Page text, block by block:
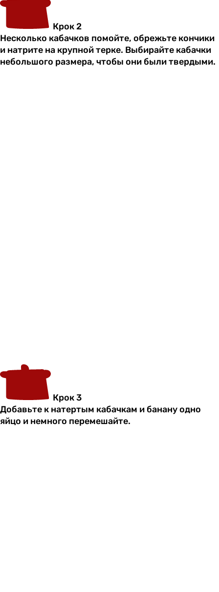
Крок 2
Несколько кабачков помойте, обрежьте кончики
и натрите на крупной терке. Выбирайте кабачки
небольшого размера, чтобы они были твердыми.
Крок 3
Добавьте к натертым кабачкам и банану одно
яйцо и немного перемешайте.